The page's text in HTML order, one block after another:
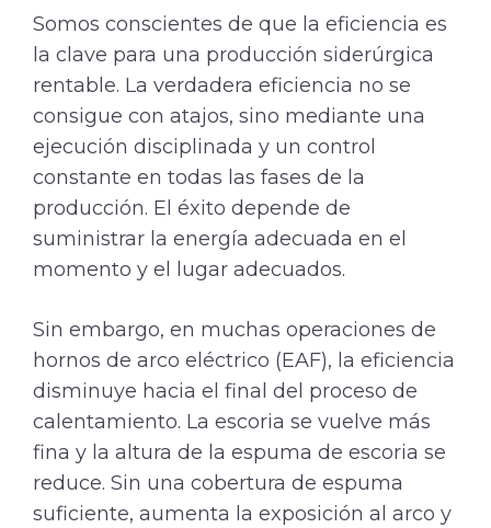
Somos conscientes de que la eficiencia es
la clave para una producción siderúrgica
rentable. La verdadera eficiencia no se
consigue con atajos, sino mediante una
ejecución disciplinada y un control
constante en todas las fases de la
producción. El éxito depende de
suministrar la energía adecuada en el
momento y el lugar adecuados.
Sin embargo, en muchas operaciones de
hornos de arco eléctrico (EAF), la eficiencia
disminuye hacia el final del proceso de
calentamiento. La escoria se vuelve más
fina y la altura de la espuma de escoria se
reduce. Sin una cobertura de espuma
suficiente, aumenta la exposición al arco y